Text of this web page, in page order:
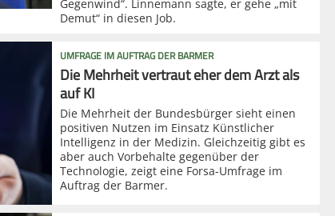
Gegenwind“. Linnemann sagte, er gehe „mit
Demut“ in diesen Job.
UMFRAGE IM AUFTRAG DER BARMER
Die Mehrheit vertraut eher dem Arzt als
auf KI
Die Mehrheit der Bundesbürger sieht einen
positiven Nutzen im Einsatz Künstlicher
Intelligenz in der Medizin. Gleichzeitig gibt es
aber auch Vorbehalte gegenüber der
Technologie, zeigt eine Forsa-Umfrage im
Auftrag der Barmer.